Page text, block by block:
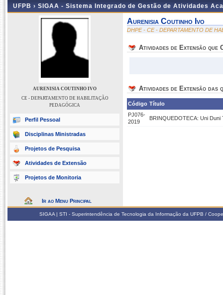
UFPB › SIGAA - Sistema Integrado de Gestão de Atividades
AURENISIA COUTINHO IVO
CE - DEPARTAMENTO DE HABILITAÇÃO
PEDAGÓGICA
Perfil Pessoal
Disciplinas Ministradas
Projetos de Pesquisa
Atividades de Extensão
Projetos de Monitoria
Ir ao Menu Principal
Aurenisia Coutinho Ivo
DHPE - CE - DEPARTAMENTO DE
Atividades de Extensão que
Atividades de Extensão das
Código Título
PJ076-
2019
BRINQUEDOTECA: Uni
SIGAA | STI - Superintendência de Tecnologia da Informação da UFPB /